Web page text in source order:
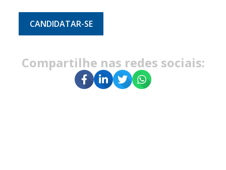
CANDIDATAR-SE
Compartilhe nas redes sociais: